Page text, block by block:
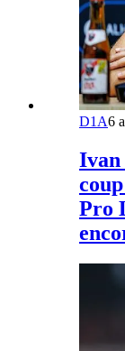
D1A6
Ivan
Pro